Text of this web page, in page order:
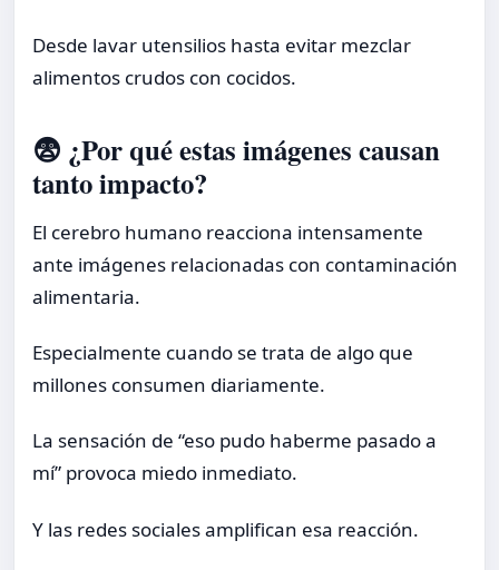
Desde lavar utensilios hasta evitar mezclar
alimentos crudos con cocidos.
😨 ¿Por qué estas imágenes causan
tanto impacto?
El cerebro humano reacciona intensamente
ante imágenes relacionadas con contaminación
alimentaria.
Especialmente cuando se trata de algo que
millones consumen diariamente.
La sensación de “eso pudo haberme pasado a
mí” provoca miedo inmediato.
Y las redes sociales amplifican esa reacción.